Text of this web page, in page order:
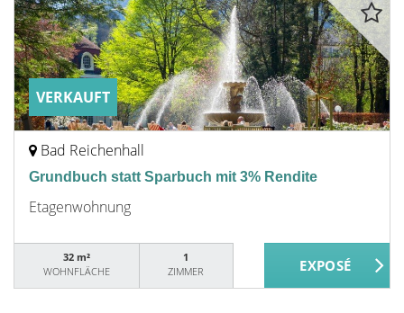
VERKAUFT
Bad Reichenhall
Grundbuch statt Sparbuch mit 3% Rendite
Etagenwohnung
32 m²
WOHNFLÄCHE
1
ZIMMER